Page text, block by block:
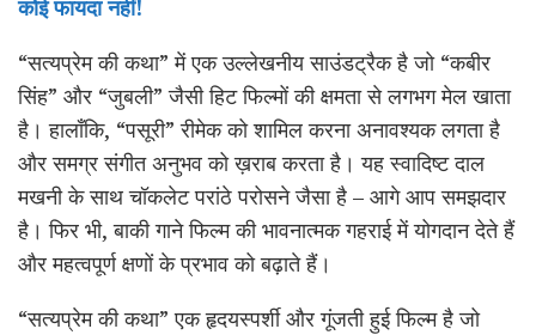
कोई फायदा नहीं!
“सत्यप्रेम की कथा” में एक उल्लेखनीय साउंडट्रैक है जो “कबीर
सिंह” और “जुबली” जैसी हिट फिल्मों की क्षमता से लगभग मेल खाता
है। हालाँकि, “पसूरी” रीमेक को शामिल करना अनावश्यक लगता है
और समग्र संगीत अनुभव को ख़राब करता है। यह स्वादिष्ट दाल
मखनी के साथ चॉकलेट परांठे परोसने जैसा है – आगे आप समझदार
है। फिर भी, बाकी गाने फिल्म की भावनात्मक गहराई में योगदान देते हैं
और महत्वपूर्ण क्षणों के प्रभाव को बढ़ाते हैं।
“सत्यप्रेम की कथा” एक हृदयस्पर्शी और गूंजती हुई फिल्म है जो